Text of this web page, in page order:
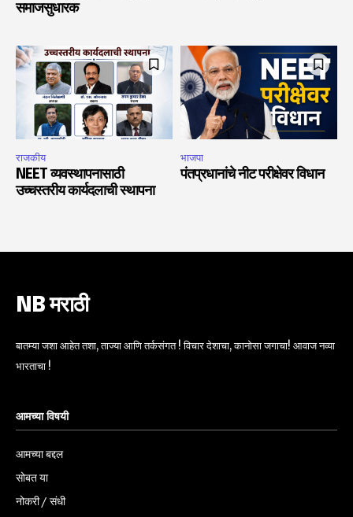
समाजसुधारक
राजकीय
NEET व्यवस्थापनासाठी
उच्चस्तरीय कार्यदलाची स्थापना
भाजपा
पंतप्रधानांचे नीट परीक्षेवर विधान
NB मराठी
बातम्या जशा आहेत तशा, ताज्या आणि तर्कसंगत ! विचार देशाचा, कानोसा जगाचा! आवाज नव्या
भारताचा !
आमच्या विषयी
आमच्या बद्दल
सोबत या
नोकरी / संधी